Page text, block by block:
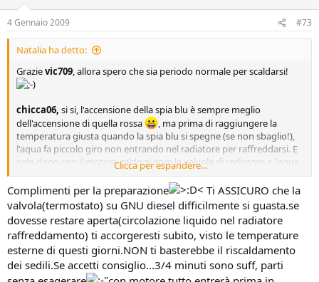
4 Gennaio 2009 #73
Natalia ha detto:
Grazievic709, allora spero che sia periodo normale per scaldarsi!
chicca06, si si, l'accensione della spia blu è sempre meglio
dell'accensione di quella rossa
, ma prima di raggiungere la
temperatura giusta quando la spia blu si spegne (se non sbaglio!),
l'aqua fa piccolo giro non entrando nel radiatore per raffreddarsi. E
solo dopo con il motore caldo si apre la valvola di radiatore e l'aqua
fa giro più grande. Ho sentito che talvolta si rompe quella valvola e
così l'aqua con il motore ci mettono più per scaldarsi.
Ogni tanto a mattina non ho tempo di scaldare la macchina, così
parto dopo 3-4 minuti e la spia si spegne solo dopo 8-10 minuti di
strada!
Clicca per espandere...
Complimenti per la preparazione
Ti ASSICURO che la
valvola(termostato) su GNU diesel difficilmente si guasta.se
dovesse restare aperta(circolazione liquido nel radiatore
raffreddamento) ti accorgeresti subito, visto le temperature
esterne di questi giorni.NON ti basterebbe il riscaldamento
dei sedili.Se accetti consiglio...3/4 minuti sono suff, parti